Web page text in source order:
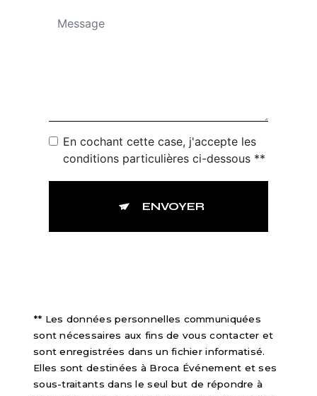
En cochant cette case, j'accepte les
conditions particulières ci-dessous **
ENVOYER
** Les données personnelles communiquées
sont nécessaires aux fins de vous contacter et
sont enregistrées dans un fichier informatisé.
Elles sont destinées à Broca Événement et ses
sous-traitants dans le seul but de répondre à